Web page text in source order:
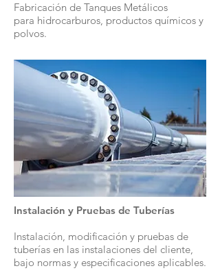
Fabricación de Tanques Metálicos
para hidrocarburos, productos químicos y
polvos.
Instalación y Pruebas de Tuberías
Instalación, modificación y pruebas de
tuberías en las instalaciones del cliente,
bajo normas y especificaciones aplicables.